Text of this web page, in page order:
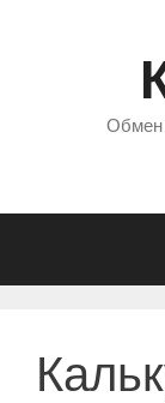
Обмен